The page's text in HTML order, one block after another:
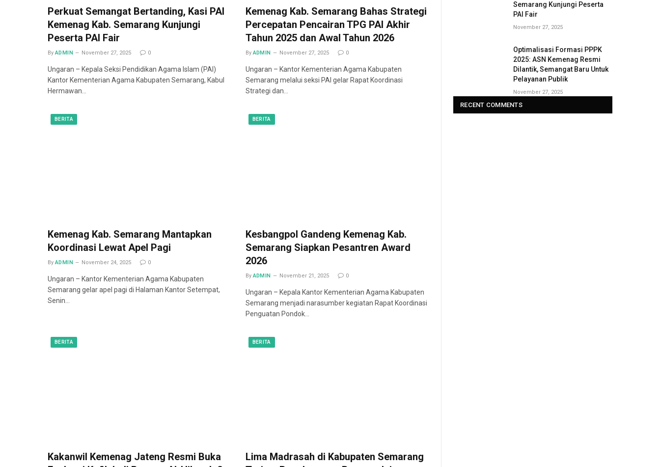
Perkuat Semangat Bertanding, Kasi PAI
Kemenag Kab. Semarang Kunjungi
Peserta PAI Fair
By ADMIN November 27, 2025 0
Ungaran – Kepala Seksi Pendidikan Agama Islam (PAI)
Kantor Kementerian Agama Kabupaten Semarang, Kabul
Hermawan…
Kemenag Kab. Semarang Bahas Strategi
Percepatan Pencairan TPG PAI Akhir
Tahun 2025 dan Awal Tahun 2026
By ADMIN November 27, 2025 0
Ungaran – Kantor Kementerian Agama Kabupaten
Semarang melalui seksi PAI gelar Rapat Koordinasi
Strategi dan…
BERITA
Kemenag Kab. Semarang Mantapkan
Koordinasi Lewat Apel Pagi
By ADMIN November 24, 2025 0
Ungaran – Kantor Kementerian Agama Kabupaten
Semarang gelar apel pagi di Halaman Kantor Setempat,
Senin…
BERITA
Kesbangpol Gandeng Kemenag Kab.
Semarang Siapkan Pesantren Award
2026
By ADMIN November 21, 2025 0
Ungaran – Kepala Kantor Kementerian Agama Kabupaten
Semarang menjadi narasumber kegiatan Rapat Koordinasi
Penguatan Pondok…
BERITA
Kakanwil Kemenag Jateng Resmi Buka
BERITA
Lima Madrasah di Kabupaten Semarang
Semarang Kunjungi Peserta
PAI Fair
November 27, 2025
Optimalisasi Formasi PPPK
2025: ASN Kemenag Resmi
Dilantik, Semangat Baru Untuk
Pelayanan Publik
November 27, 2025
RECENT COMMENTS